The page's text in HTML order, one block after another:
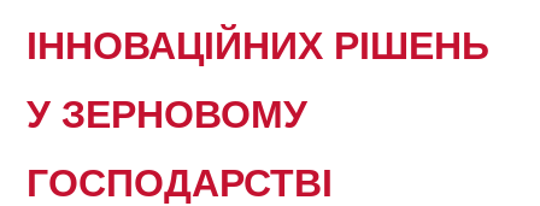
ІННОВАЦІЙНИХ РІШЕНЬ
У ЗЕРНОВОМУ
ГОСПОДАРСТВІ